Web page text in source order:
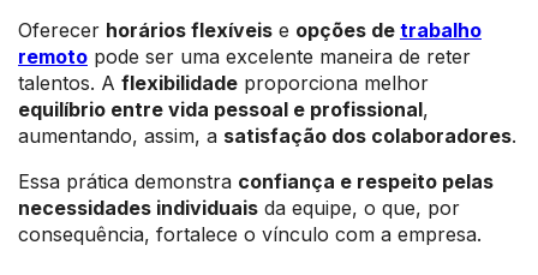
Oferecer horários flexíveis e opções de trabalho
remoto pode ser uma excelente maneira de reter
talentos. A flexibilidade proporciona melhor
equilíbrio entre vida pessoal e profissional,
aumentando, assim, a satisfação dos colaboradores.
Essa prática demonstra confiança e respeito pelas
necessidades individuais da equipe, o que, por
consequência, fortalece o vínculo com a empresa.